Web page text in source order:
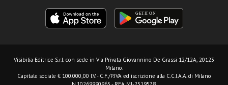
Visibilia Editrice S.r.l. con sede in Via Privata Giovannino De Grassi 12/12A, 20123
Milano.
Capitale sociale € 100.000,00 I.V. - C.F./P.IVA ed iscrizione alla C.C.I.A.A. di Milano